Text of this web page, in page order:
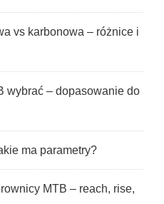
vs karbonowa – różnice i
wybrać – dopasowanie do
ma parametry?
MTB – reach, rise,